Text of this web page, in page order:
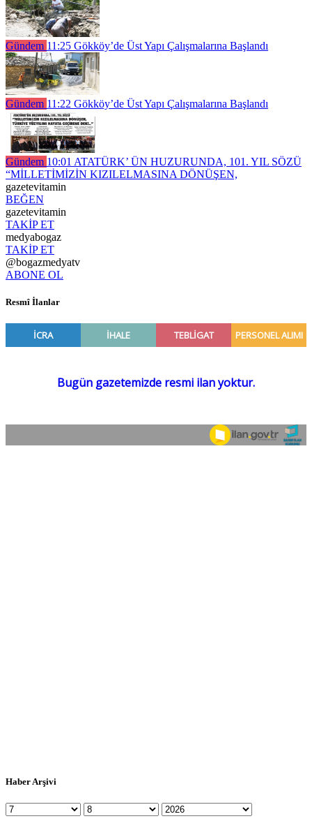
Gündem 11:25 Gökköy’de Üst Yapı Çalışmalarına Başlandı
Gündem 11:22 Gökköy’de Üst Yapı Çalışmalarına Başlandı
Gündem 10:01 ATATÜRK’ ÜN HUZURUNDA, 101. YIL SÖZÜ
“MİLLETİMİZİN KIZILELMASINA DÖNÜŞEN,
gazetevitamin
BEĞEN
gazetevitamin
TAKİP ET
medyabogaz
TAKİP ET
@bogazmedyatv
ABONE OL
Resmî İlanlar
Haber Arşivi